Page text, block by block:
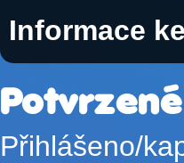
Informace
Přihlášeno/